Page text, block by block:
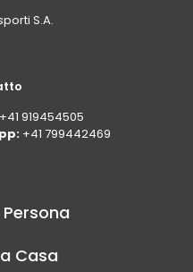
S.A.
+41 919454505
+41 799442469
Casa